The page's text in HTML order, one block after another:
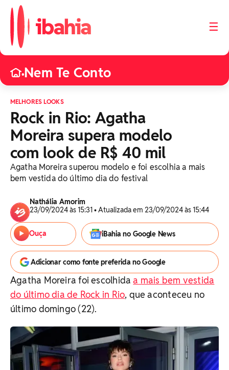
☰
•Nem Te Conto
MELHORES LOOKS
Rock in Rio: Agatha
Moreira supera modelo
com look de R$ 40 mil
Agatha Moreira superou modelo e foi escolhia a mais
bem vestida do último dia do festival
Nathália Amorim
23/09/2024 às 15:31 • Atualizada em 23/09/2024 às 15:44
Ouça iBahia no Google News
Adicionar como fonte preferida no Google
Agatha Moreira foi escolhidaa mais bem vestida
do último dia de Rock in Rio, que aconteceu no
último domingo (22).